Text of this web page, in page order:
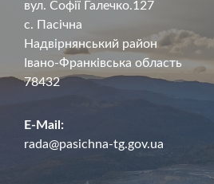
вул. Софії Галечко.127
с. Пасічна
Надвірнянський район
Івано-Франківська область
78432
E-Mail:
rada@pasichna-tg.gov.ua